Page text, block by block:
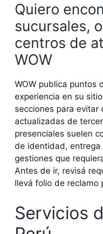
Quiero
sucursales,
centros de
WOW
WOW publica puntos
experiencia en su
secciones para evitar
actualizadas de
presenciales suelen
de identidad,
gestiones que
Antes de ir, revisá
llevá folio de reclamo
Servicios